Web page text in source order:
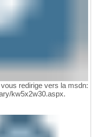
redirige vers la msdn:
kw5x2w30.aspx.